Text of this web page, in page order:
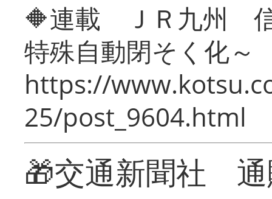
🔶連載 ＪＲ九州 信
特殊自動閉そく化～
https://
25/post_9604.html
🎁交通新聞社